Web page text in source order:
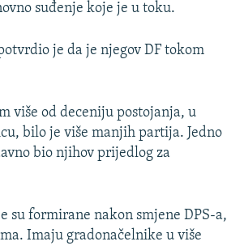
suđenje koje je u toku.
je da je njegov DF tokom
više od deceniju postojanja, u
bilo je više manjih partija. Jedno
bio njihov prijedlog za
su formirane nakon smjene DPS-a,
Imaju gradonačelnike u više